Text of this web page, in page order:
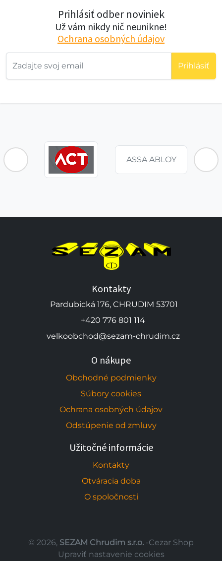
Prihlásiť odber noviniek
Už vám nikdy nič neunikne!
Ochrana osobných údajov
Prihlásiť
ASSA ABLOY
Kontakty
Pardubická 176, CHRUDIM 53701
+420 776 801 114
velkoobchod@sezam-chrudim.cz
O nákupe
Obchodné podmienky
Súbory cookies
Ochrana osobných údajov
Odstúpenie od zmluvy
Užitočné informácie
Kontakty
Otváracia doba
O spoločnosti
© 2026, SEZAM Chrudim s.r.o. -Cezar Shop
Upraviť nastavenie cookies